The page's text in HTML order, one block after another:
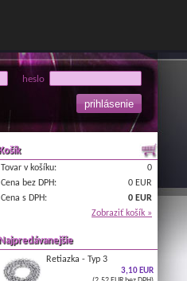
heslo
Košík
Tovar v košíku:
0
Cena bez DPH:
0 EUR
Cena s DPH:
0 EUR
Zobraziť košík »
Najpredávanejšie
Retiazka - Typ 3
3,10 EUR